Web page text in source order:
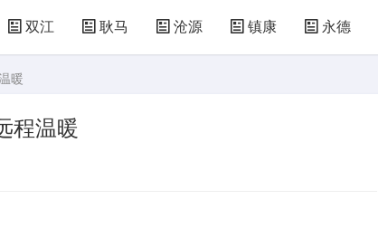
双江 耿马 沧源 镇康 永德
暖
程温暖